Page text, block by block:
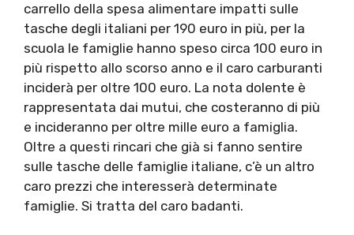
carrello della spesa alimentare impatti sulle
tasche degli italiani per 190 euro in più, per la
scuola le famiglie hanno speso circa 100 euro in
più rispetto allo scorso anno e il caro carburanti
inciderà per oltre 100 euro. La nota dolente è
rappresentata dai mutui, che costeranno di più
e incideranno per oltre mille euro a famiglia.
Oltre a questi rincari che già si fanno sentire
sulle tasche delle famiglie italiane, c’è un altro
caro prezzi che interesserà determinate
famiglie. Si tratta del caro badanti.